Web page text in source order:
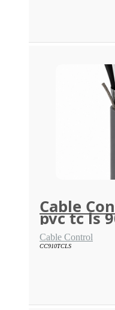
Cable
pvc tc ls
Cable Control
CC910TCLS